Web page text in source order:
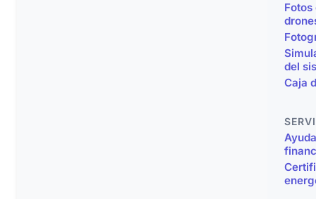
Fotos
del
Caja